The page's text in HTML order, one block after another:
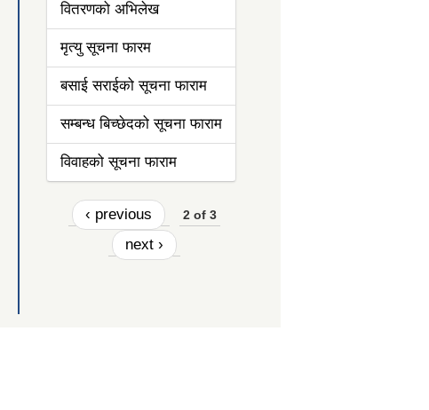
वितरणको अभिलेख
मृत्यु सूचना फारम
बसाई सराईको सूचना फाराम
सम्बन्ध बिच्छेदको सूचना फाराम
विवाहको सूचना फाराम
‹ previous 2 of 3
next ›